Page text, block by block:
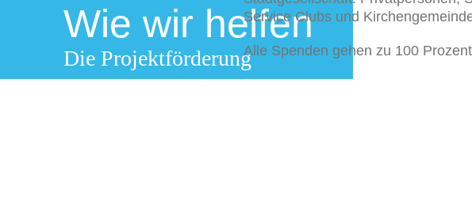
Wie wir helfen
Die Projektförderung
Service Clubs und
Alle Spenden gehen zu 100